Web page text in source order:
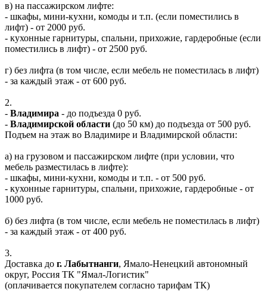
в) на пассажирском лифте:
- шкафы, мини-кухни, комоды и т.п. (если поместились в
лифт) - от 2000 руб.
- кухонные гарнитуры, спальни, прихожие, гардеробные (если
поместились в лифт) - от 2500 руб.
г) без лифта (в том числе, если мебель не поместилась в лифт)
- за каждый этаж - от 600 руб.
2.
- Владимира - до подъезда 0 руб.
- Владимирской области (до 50 км) до подъезда от 500 руб.
Подъем на этаж во Владимире и Владимирской области:
а) на грузовом и пассажирском лифте (при условии, что
мебель разместилась в лифте):
- шкафы, мини-кухни, комоды и т.п. - от 500 руб.
- кухонные гарнитуры, спальни, прихожие, гардеробные - от
1000 руб.
б) без лифта (в том числе, если мебель не поместилась в лифт)
- за каждый этаж - от 400 руб.
3.
Доставка до г. Лабытнанги, Ямало-Ненецкий автономный
округ, Россия ТК "Ямал-Логистик"
(оплачивается покупателем согласно тарифам ТК)